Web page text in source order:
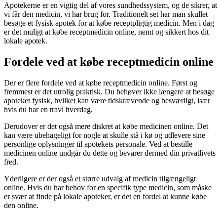
Apotekerne er en vigtig del af vores sundhedssystem, og de sikrer, at
vi får den medicin, vi har brug for. Traditionelt set har man skullet
besøge et fysisk apotek for at købe receptpligtig medicin. Men i dag
er det muligt at købe receptmedicin online, nemt og sikkert hos dit
lokale apotek.
Fordele ved at købe receptmedicin online
Der er flere fordele ved at købe receptmedicin online. Først og
fremmest er det utrolig praktisk. Du behøver ikke længere at besøge
apoteket fysisk, hvilket kan være tidskrævende og besværligt, især
hvis du har en travl hverdag.
Derudover er det også mere diskret at købe medicinen online. Det
kan være ubehageligt for nogle at skulle stå i kø og udlevere sine
personlige oplysninger til apotekets personale. Ved at bestille
medicinen online undgår du dette og bevarer dermed din privatlivets
fred.
Yderligere er der også et større udvalg af medicin tilgængeligt
online. Hvis du har behov for en specifik type medicin, som måske
er svær at finde på lokale apoteker, er det en fordel at kunne købe
den online.